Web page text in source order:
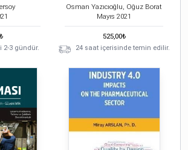
2-3 gündür.
Osman Yazıcıoğlu, Oğuz Borat
Mayıs 2021
525,00₺
24 saat içerisinde temin edilir.